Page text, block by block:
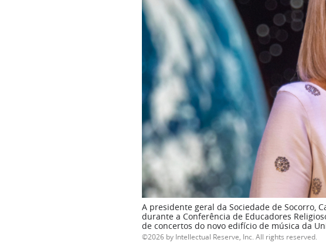
A presidente geral da Sociedade de Socorro,
durante a Conferência de Educadores
de concertos do novo edifício de música da
2026 by Intellectual Reserve, Inc. All rights reserved.